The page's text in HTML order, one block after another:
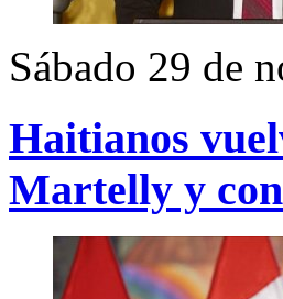
Sábado 29 de
Haitianos
Martelly y